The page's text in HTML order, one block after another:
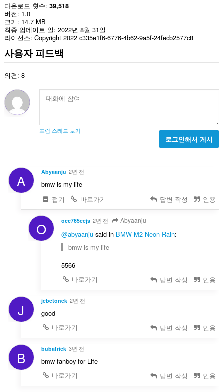
다운로드 횟수 39,518
버전 1.0
크기 14.7 MB
최종 업데이트 일 2022년 8월 31일
라이선스 Copyright 2022 c335e1f6-6776-4b62-9a5f-24fecb2577c8
사용자 피드백
의견: 8
포럼 스레드 보기
로그인해서 게시
A Abyaanju 2년 전
bmw is my life
접기
바로가기 답변 작성 인용
O occ765eejs 2년 전 Abyaanju
@abyaanjusaid in BMW M2 Neon Rain:
bmw is my life
5566
바로가기
답변 작성 인용
J jebetonek 2년 전
good
바로가기
답변 작성 인용
B bubafrick 3년 전
bmw fanboy for Life
바로가기
답변 작성 인용